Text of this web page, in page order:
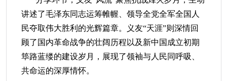
讲述了毛泽东同志运筹帷幄、领导全党全军全国人
民夺取伟大胜利的光辉篇章。
义友“天涯”则深情回
顾了国内革命战争的壮阔历程以及新中国成立初期
筚路蓝缕的建设岁月，展现了领袖与人民同呼吸、
共命运的深厚情怀。